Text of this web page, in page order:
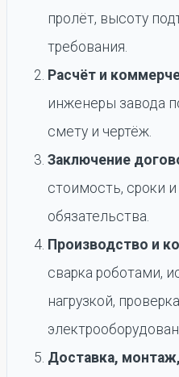
пролёт, высоту
требования.
Расчёт и
инженеры завода
смету и чертёж.
Заключение
стоимость, сроки
обязательства.
Производство и
сварка роботами,
нагрузкой, проверка
Доставка,